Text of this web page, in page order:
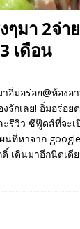
มา 2จ่าย
เดือน
มอร่อย@ห้องอ
กเลย! อิ่มอร่อย
รีวิว ซีฟู๊ดส์ที่จะเ
นที่หาจาก
เดินมาอีกนิดเดี